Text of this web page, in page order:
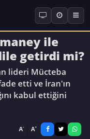
ile
getirdi mi?
lideri Mücteba
etti ve İran'ın
kabul ettiğini
A- A+